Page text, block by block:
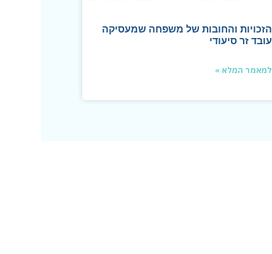
הזכויות והחובות של משפחה שמעסיקה
עובד זר סיעודי
למאמר המלא »